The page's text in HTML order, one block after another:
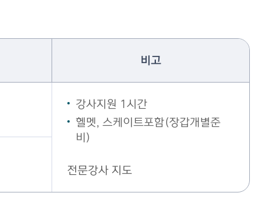
비고
강사지원 1시간
헬멧, 스케이트포함(장갑개별준
비)
전문강사 지도